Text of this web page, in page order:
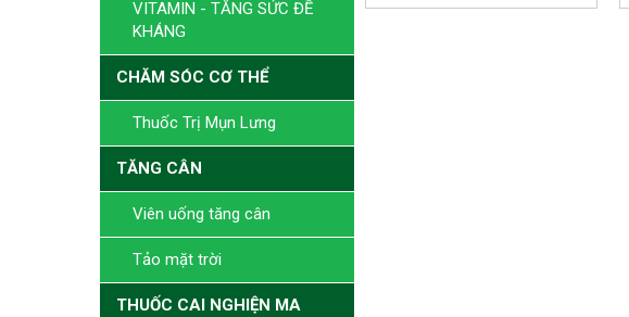
VITAMIN - TĂNG SỨC ĐỀ
KHÁNG
CHĂM SÓC CƠ THỂ
Thuốc Trị Mụn Lưng
TĂNG CÂN
Viên uống tăng cân
Tảo mặt trời
THUỐC CAI NGHIỆN MA